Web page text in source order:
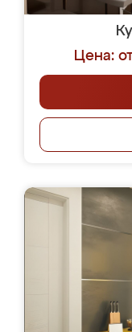
Цена: